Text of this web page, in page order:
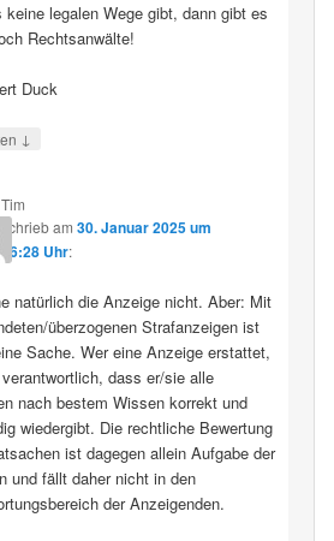
keine legalen Wege gibt, dann gibt es
Rechtsanwälte!
Duck
↓
Tim
schriebam30. Januar 2025 um
16:28 Uhr:
natürlich die Anzeige nicht. Aber: Mit
überzogenen Strafanzeigen ist
Sache. Wer eine Anzeige erstattet,
dass er/sie alle
nach bestem Wissen korrekt und
wiedergibt. Die rechtliche Bewertung
ist dagegen allein Aufgabe der
und fällt daher nicht in den
der Anzeigenden.